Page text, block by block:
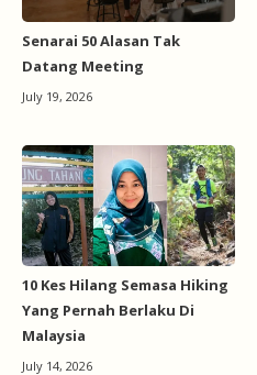
Senarai 50 Alasan Tak
Datang Meeting
July 19, 2026
10 Kes Hilang Semasa Hiking
Yang Pernah Berlaku Di
Malaysia
July 14, 2026